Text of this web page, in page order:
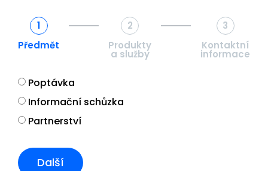
1
Předmět
2
Produkty
a služby
3
Kontaktní
informace
Poptávka
Informační schůzka
Partnerství
Další